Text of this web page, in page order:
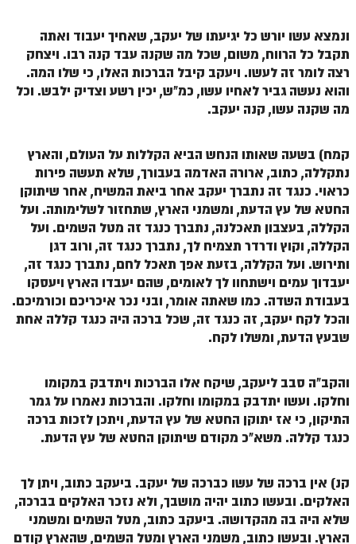
ונמצא עשו יורש כל יגיעתו של יעקב, שאחיך יעבוד ואתה
תקבל כל הרווח, משום, שכל מה שקנה עבד קנה רבו. ויצחק
רצה לומר זה לעשו. ויעקב קיבל הברכות האלו, כי שלו המה.
והוא נעשה גביר לאחיו עשו, כמ"ש, יכין רשע וצדיק ילבש. וכל
מה שקנה עשו, קנה יעקב.
קמח) בשעה שאותו הנחש הביא הקללות על העולם, והארץ
נתקללה, כתוב, ארורה האדמה בעבורך, שלא תעשה פירות
כראוי. כנגד זה נתברך יעקב אחר ביאת המשיח, אחר שיתוקן
החטא של עץ הדעת, ומשמני הארץ, שתחזור לשלימותה. ועל
הקללה, בעצבון תאכלנה, נתברך כנגד זה מטל השמים. ועל
הקללה, וקוץ ודרדר תצמיח לך, נתברך כנגד זה, ורוב דגן
ותירוש. ועל הקללה, בזעת אפך תאכל לחם, נתברך כנגד זה,
יעבדוך עמים וישתחוו לך לאומים, שהם יעבדו הארץ ויעסקו
בעבודת השדה. כמו שאתה אומר, ובני נכר איכריכם וכורמיכם.
והכל לקח יעקב, זה כנגד זה, שכל ברכה היה כנגד קללה אחת
שבעץ הדעת, ומשלו לקח.
והקב"ה סבב ליעקב, שיקח אלו הברכות ויתדבק במקומו
וחלקו. ועשו יתדבק במקומו וחלקו. והברכות נאמרו על גמר
התיקון, כי אז יתוקן החטא של עץ הדעת, ויתכן לזכות ברכה
כנגד קללה. משא"כ מקודם שיתוקן החטא של עץ הדעת.
קנ) אין ברכה של עשו כברכה של יעקב. ביעקב כתוב, ויתן לך
האלקים. ובעשו כתוב יהיה מושבך, ולא נזכר האלקים בברכה,
שלא היה בה מהקדושה. ביעקב כתוב, מטל השמים ומשמני
הארץ. ובעשו כתוב, משמני הארץ ומטל השמים, שהארץ קודם